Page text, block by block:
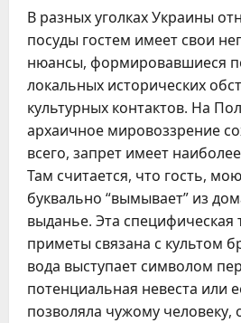
В разных уголках Украины
посуды гостем имеет свои
нюансы, формировавшиеся
локальных исторических
культурных контактов. На
архаичное мировоззрение
всего, запрет имеет
Там считается, что гость,
буквально “вымывает” из
выданье. Эта
приметы связана с культом
вода выступает символом
потенциальная невеста или
позволяла чужому человеку,